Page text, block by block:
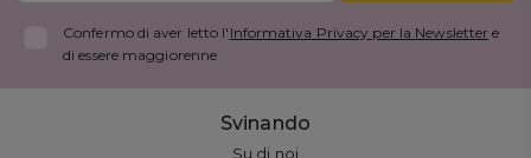
Confermo di aver letto l' Informativa Privacy per la Newsletter e
di essere maggiorenne
Svinando
Su di noi